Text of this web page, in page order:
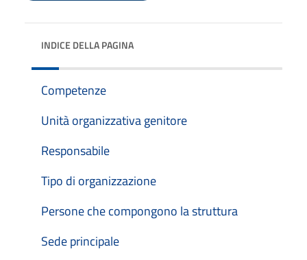
INDICE DELLA PAGINA
Competenze
Unità organizzativa genitore
Responsabile
Tipo di organizzazione
Persone che compongono la struttura
Sede principale